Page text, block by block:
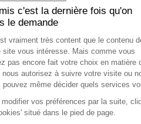
envies
ligne et
à vos
:
budget,
Co-
Échangez
conseiller-
créer un
image,